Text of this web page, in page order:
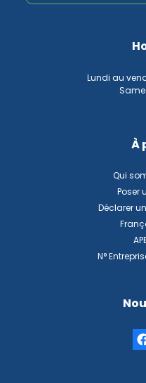
Lundi au
À
Qui
Poser
Déclarer
N°